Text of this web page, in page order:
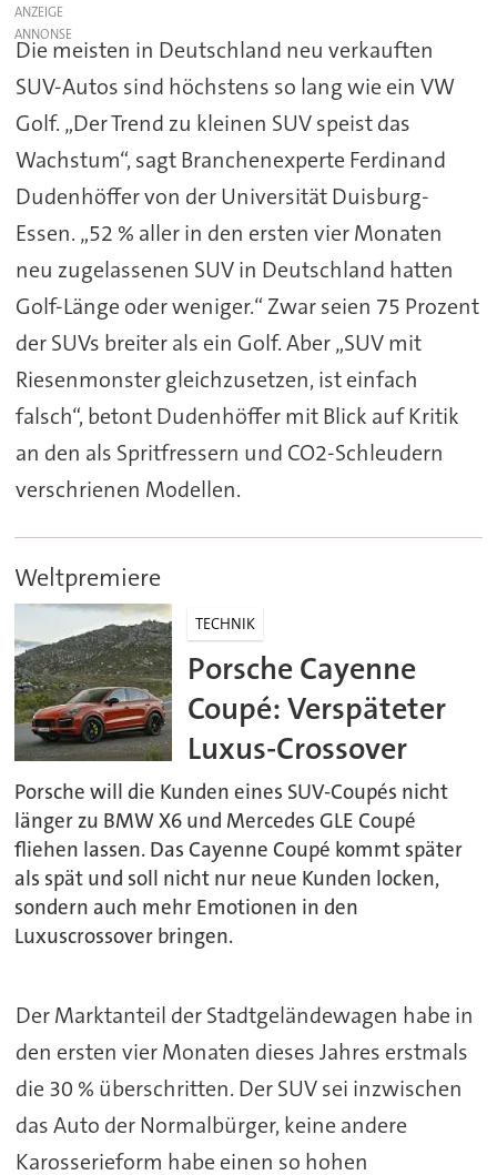
ANZEIGE
Die meisten in Deutschland neu verkauften
SUV-Autos sind höchstens so lang wie ein VW
Golf. „Der Trend zu kleinen SUV speist das
Wachstum“, sagt Branchenexperte Ferdinand
Dudenhöffer von der Universität Duisburg-
Essen. „52 % aller in den ersten vier Monaten
neu zugelassenen SUV in Deutschland hatten
Golf-Länge oder weniger.“ Zwar seien 75 Prozent
der SUVs breiter als ein Golf. Aber „SUV mit
Riesenmonster gleichzusetzen, ist einfach
falsch“, betont Dudenhöffer mit Blick auf Kritik
an den als Spritfressern und CO2-Schleudern
verschrienen Modellen.
Weltpremiere
TECHNIK
Porsche Cayenne
Coupé: Verspäteter
Luxus-Crossover
Porsche will die Kunden eines SUV-Coupés nicht
länger zu BMW X6 und Mercedes GLE Coupé
fliehen lassen. Das Cayenne Coupé kommt später
als spät und soll nicht nur neue Kunden locken,
sondern auch mehr Emotionen in den
Luxuscrossover bringen.
Der Marktanteil der Stadtgeländewagen habe in
den ersten vier Monaten dieses Jahres erstmals
die 30 % überschritten. Der SUV sei inzwischen
das Auto der Normalbürger, keine andere
Karosserieform habe einen so hohen